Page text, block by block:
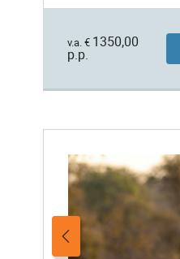
v.a. € 1350,00
p.p.